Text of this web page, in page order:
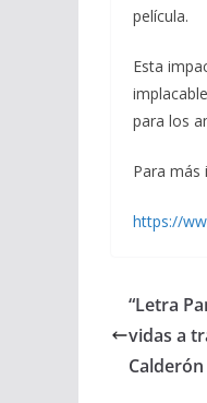
película.
Esta
para los
Para más
https://
“Letra
vidas a
Calderón